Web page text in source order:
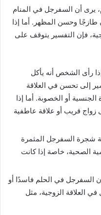
يرى أن السفرجل في المنام
طازجًا وحسن المظهر. أما إذا
فإن التفسير يتوقف على
رأى الشخص أنه يأكل
إلى تحسن في العلاقة
أو الخصوبة. أما إذا
قريب أو علاقة عاطفية
شجرة السفرجل المثمرة
الصحية، خاصة إذا كانت
السفرجل في الحلم فاسدًا أو
العلاقة الزوجية، مثل